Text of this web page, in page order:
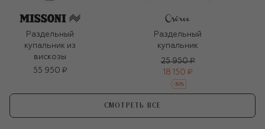
Раздельный
купальник из
вискозы
55 950 ₽
Раздельный
купальник
25 950 ₽
18 150 ₽
-30%
СМОТРЕТЬ ВСЕ